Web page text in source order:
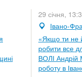
29 січня,
Івано-
«Якщо ти не
робити все
ВОЛІ Андрій
роботу в